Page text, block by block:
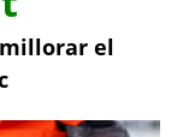
el